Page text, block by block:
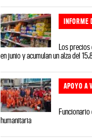
INFORME
Los precios
en junio y acumulan un alza del
APOYO A
Funcionario
humanitaria